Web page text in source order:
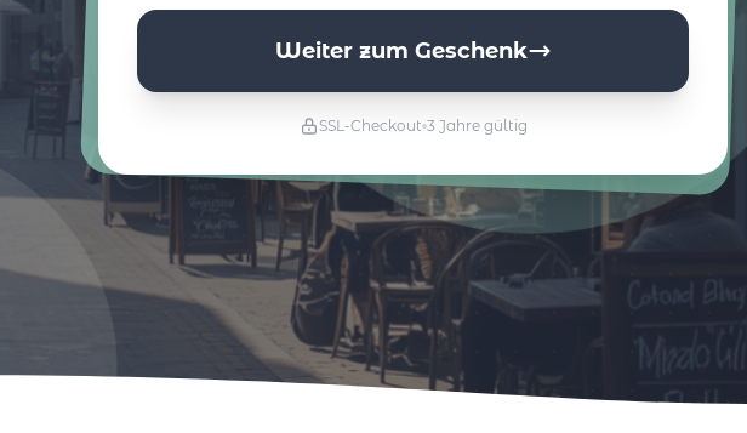
Weiter zum Geschenk
SSL-Checkout 3 Jahre gültig